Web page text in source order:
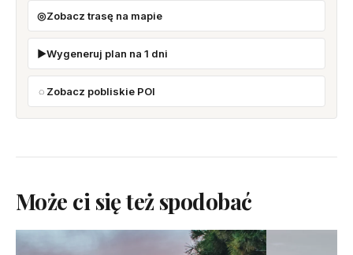
Zobacz trasę na mapie
Wygeneruj plan na 1 dni
Zobacz pobliskie POI
Może ci się też spodobać